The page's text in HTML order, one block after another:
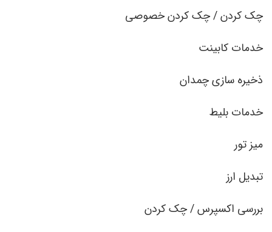
چک کردن / چک کردن خصوصی
خدمات کابینت
ذخیره سازی چمدان
خدمات بلیط
میز تور
تبدیل ارز
بررسی اکسپرس / چک کردن